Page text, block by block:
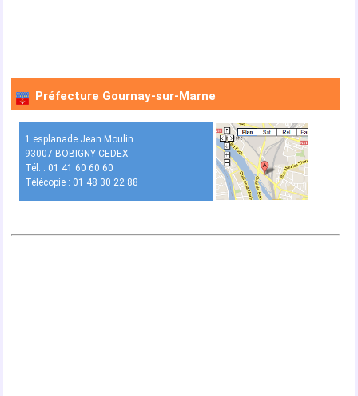
Préfecture Gournay-sur-Marne
1 esplanade Jean Moulin
93007 BOBIGNY CEDEX
Tél. : 01 41 60 60 60
Télécopie : 01 48 30 22 88